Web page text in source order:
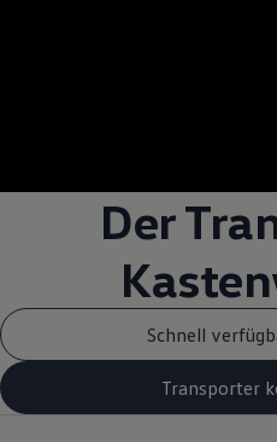
Der
Schnell
Transporter